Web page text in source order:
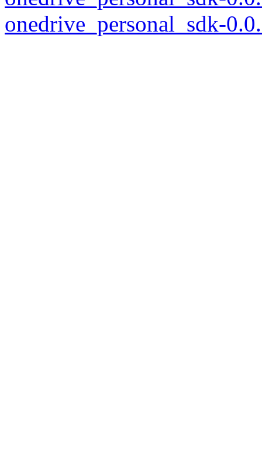
onedrive_personal_sdk-